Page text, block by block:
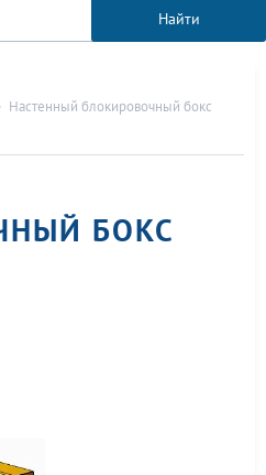
Найти
Настенный блокировочный бокс
БОКС